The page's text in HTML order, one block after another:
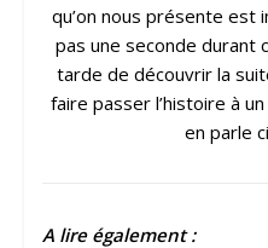
qu’on nous présente est
pas une seconde durant
tarde de découvrir la
faire passer l’histoire à
en parle
A lire également :